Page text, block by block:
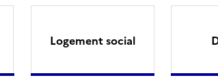
Logement social